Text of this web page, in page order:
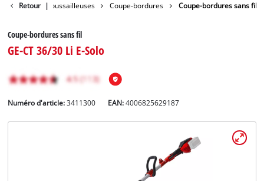
Retour |
et Débroussailleuses Coupe-bordures Coupe-bordures sans fil
Coupe-bordures sans fil
GE-CT 36/30 Li E-Solo
Numéro d'article: 3411300 EAN:4006825629187